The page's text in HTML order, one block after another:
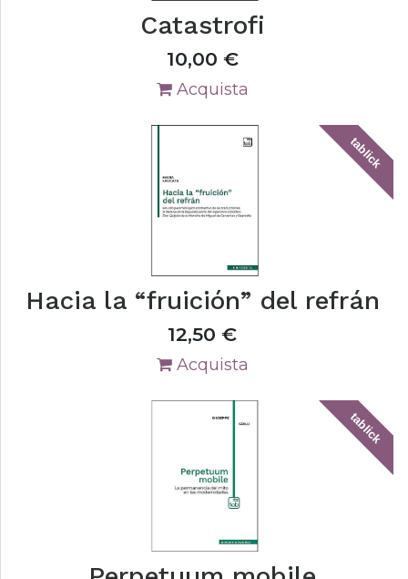
Catastrofi
10,00 €
Acquista
tablick
Hacia la “fruición” del refrán
12,50 €
Acquista
tablick